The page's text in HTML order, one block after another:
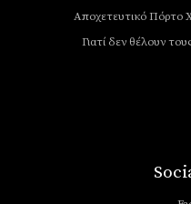
Αποχετευτικό Πόρτο
Γιατί δεν θέλουν